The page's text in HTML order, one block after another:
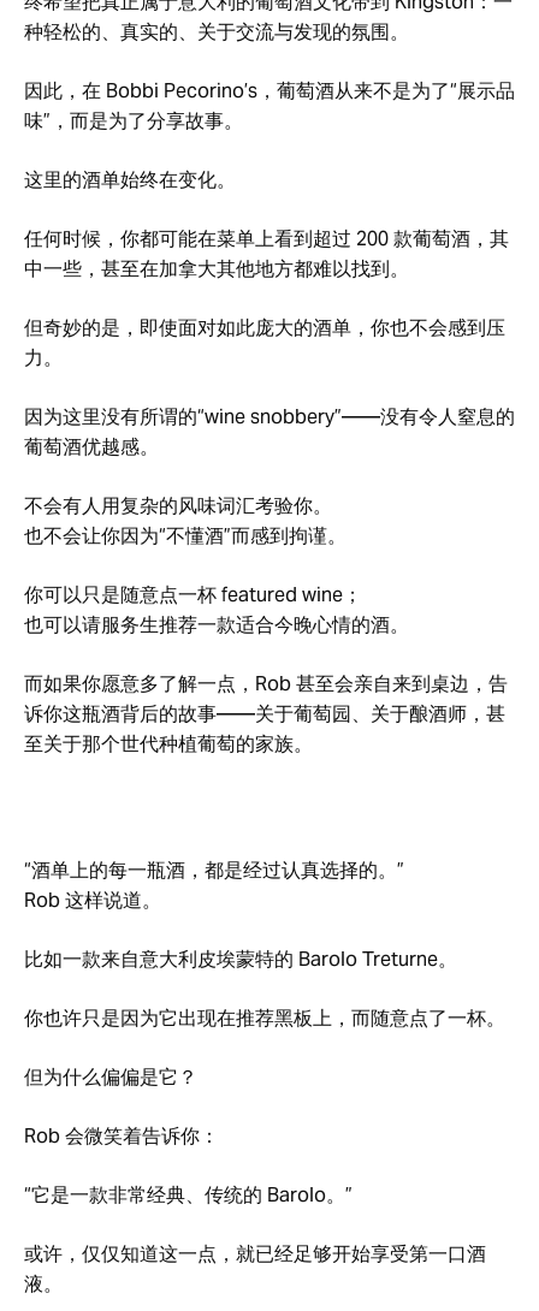
种轻松的、真实的、关于交流与发现的氛围。
因此，在 Bobbi Pecorino’s，葡萄酒从来不是为了“展示品
味”，而是为了分享故事。
这里的酒单始终在变化。
任何时候，你都可能在菜单上看到超过 200 款葡萄酒，其
中一些，甚至在加拿大其他地方都难以找到。
但奇妙的是，即使面对如此庞大的酒单，你也不会感到压
力。
因为这里没有所谓的“wine snobbery”——没有令人窒息的
葡萄酒优越感。
不会有人用复杂的风味词汇考验你。
也不会让你因为“不懂酒”而感到拘谨。
你可以只是随意点一杯 featured wine；
也可以请服务生推荐一款适合今晚心情的酒。
而如果你愿意多了解一点，Rob 甚至会亲自来到桌边，告
诉你这瓶酒背后的故事——关于葡萄园、关于酿酒师，甚
至关于那个世代种植葡萄的家族。
“酒单上的每一瓶酒，都是经过认真选择的。”
Rob 这样说道。
比如一款来自意大利皮埃蒙特的 Barolo Treturne。
你也许只是因为它出现在推荐黑板上，而随意点了一杯。
但为什么偏偏是它？
Rob 会微笑着告诉你：
“它是一款非常经典、传统的 Barolo。”
或许，仅仅知道这一点，就已经足够开始享受第一口酒
液。